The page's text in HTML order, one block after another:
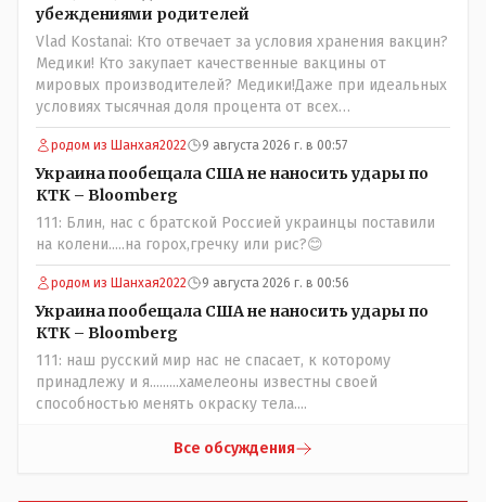
убеждениями родителей
Vlad Kostanai: Кто отвечает за условия хранения вакцин?
Медики! Кто закупает качественные вакцины от
мировых производителей? Медики!Даже при идеальных
условиях тысячная доля процента от всех
вакцинированных может иметь плохие последствия от
прививки. Бумага нужна как защита от дол.....бов не
дружащих с школьными курсами предметов, в
частности биологии и математики. Vlad Kostanai: Поэтому
люди и отказываются и я в том числе своих не
прививал.Лично я вам и тем другим людям благодарен.
Добровольные действия направленные на сокращение
частотности появления в популяции соответствующих
комбинаций генов заслуживают благодарности. Мы и
без того основательно загубили нормальный
естественный отбор.
родом из Шанхая2022 9 августа 2026 г. в 00:57
Украина пообещала США не наносить удары по
КТК – Bloomberg
111: Блин, нас с братской Россией украинцы поставили
на колени.....на горох,гречку или рис?😊
родом из Шанхая2022 9 августа 2026 г. в 00:56
Украина пообещала США не наносить удары по
КТК – Bloomberg
111: наш русский мир нас не спасает, к которому
принадлежу и я.........хамелеоны известны своей
способностью менять окраску тела....
Все обсуждения